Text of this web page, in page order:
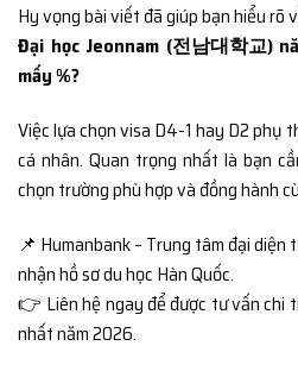
Hy vọng bài viết đã giúp bạn hiểu rõ
Đại học Jeonnam (전남대학교)
mấy %?
Việc lựa chọn visa D4-1 hay D2 phụ
cá nhân. Quan trọng nhất là bạn
chọn trường phù hợp và đồng hành
📌 Humanbank – Trung tâm đại
nhận hồ sơ du học Hàn Quốc.
👉 Liên hệ ngay để được tư vấn chi
nhất năm 2026.